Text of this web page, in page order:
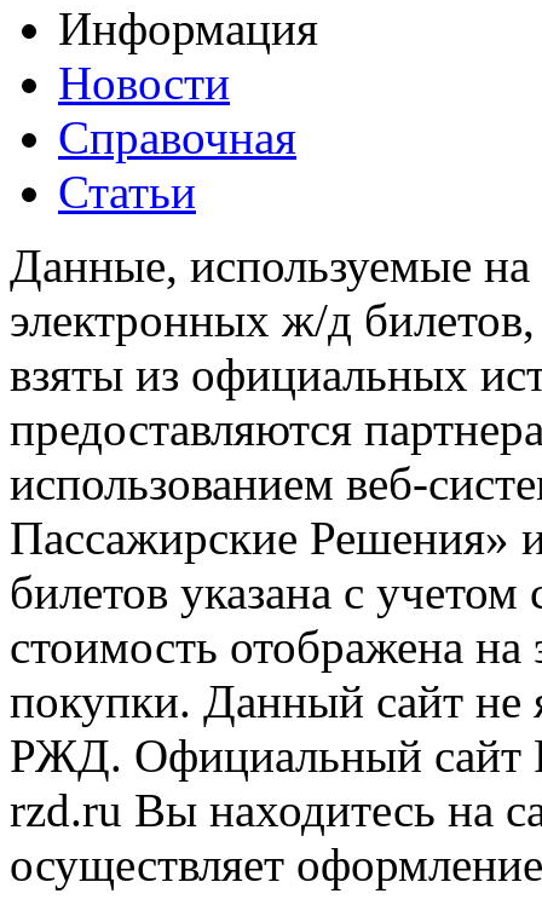
Информация
Новости
Справочная
Статьи
Данные, используемые на
электронных ж/д
взяты из официальных
предоставляются
использованием веб-
Пассажирские
билетов указана с
стоимость отображена
покупки. Данный сайт не
РЖД. Официальный сайт
rzd.ru Вы находитесь на
осуществляет